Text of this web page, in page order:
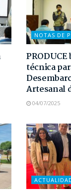
NOTAS DE
técnica
Artesanal
04/07/2025